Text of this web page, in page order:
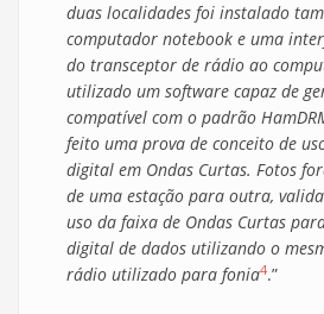
duas localidades foi instalado
computador notebook e uma
do transceptor de rádio ao
utilizado um software capaz de
compatível com o padrão
feito uma prova de conceito de
digital em Ondas Curtas. Fotos
de uma estação para outra,
uso da faixa de Ondas Curtas
digital de dados utilizando o
rádio utilizado para fonia4.”